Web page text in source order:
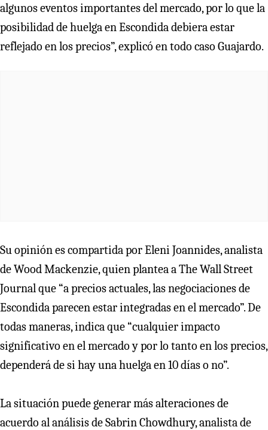
algunos eventos importantes del mercado, por lo que la
posibilidad de huelga en Escondida debiera estar
reflejado en los precios”, explicó en todo caso Guajardo.
Su opinión es compartida por Eleni Joannides, analista
de Wood Mackenzie, quien plantea a The Wall Street
Journal que “a precios actuales, las negociaciones de
Escondida parecen estar integradas en el mercado”. De
todas maneras, indica que “cualquier impacto
significativo en el mercado y por lo tanto en los precios,
dependerá de si hay una huelga en 10 días o no”.
La situación puede generar más alteraciones de
acuerdo al análisis de Sabrin Chowdhury, analista de